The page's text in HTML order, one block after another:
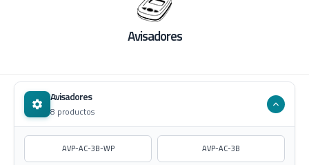
Avisadores
Avisadores
8 productos
AVP-AC-3B-WP AVP-AC-3B